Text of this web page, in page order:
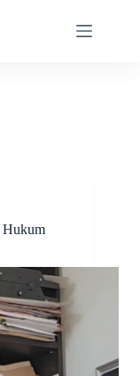
Hukum